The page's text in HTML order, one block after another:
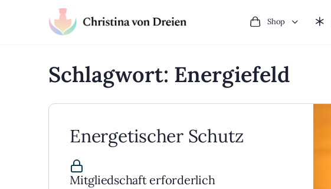
Shop
Schlagwort: Energiefeld
Energetischer Schutz
Mitgliedschaft erforderlich